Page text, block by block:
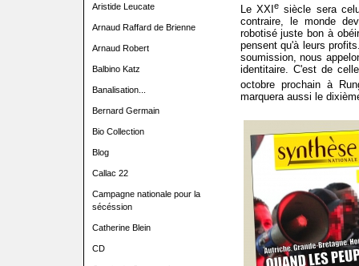
Aristide Leucate
Arnaud Raffard de Brienne
Arnaud Robert
Balbino Katz
Banalisation...
Bernard Germain
Bio Collection
Blog
Callac 22
Campagne nationale pour la
sécéssion
Catherine Blein
CD
Le XXI esiècle sera
contraire, le monde
robotisé juste bon à
pensent qu'à leurs
soumission, nous
identitaire. C'est de
octobre prochain à
marquera aussi le